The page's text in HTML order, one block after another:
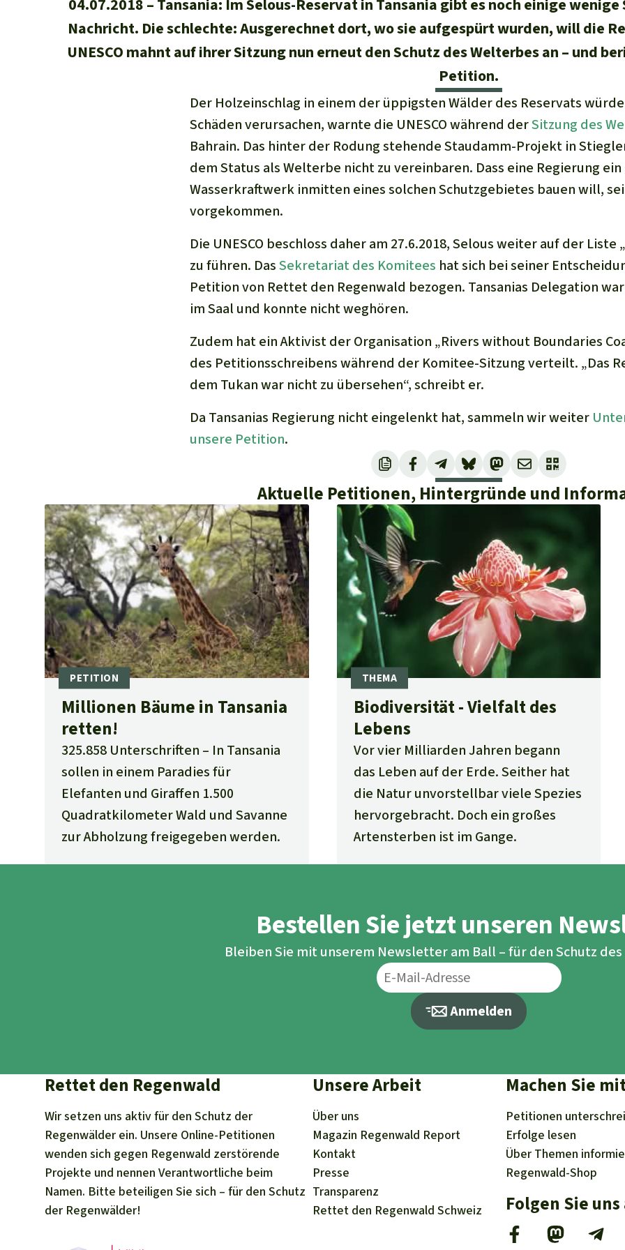
04.07.2018
Tansania: Im Selous-Reservat in Tansania gibt es noch einige
Nachricht. Die schlechte: Ausgerechnet dort, wo sie aufgespürt wurden, will die
UNESCO mahnt auf ihrer Sitzung nun erneut den Schutz des Welterbes an – und
Petition.
Der Holzeinschlag in einem der üppigsten Wälder des Reservats
Schäden verursachen, warnte die UNESCO während derSitzung des
Bahrain. Das hinter der Rodung stehende Staudamm-Projekt in
dem Status als Welterbe nicht zu vereinbaren. Dass eine Regierung
Wasserkraftwerk inmitten eines solchen Schutzgebietes bauen will,
vorgekommen.
Die UNESCO beschloss daher am 27.6.2018, Selous weiter auf der Liste
zu führen. DasSekretariat des Komitees hat sich bei seiner
Petition von Rettet den Regenwald bezogen. Tansanias Delegation
im Saal und konnte nicht weghören.
Zudem hat ein Aktivist der Organisation „Rivers without Boundaries
des Petitionsschreibens während der Komitee-Sitzung verteilt. „Das
dem Tukan war nicht zu übersehen“, schreibt er.
Da Tansanias Regierung nicht eingelenkt hat, sammeln wir weiter
unsere Petition.
Aktuelle Petitionen, Hintergründe und
Millionen Bäume in Tansania
retten!
325.858 Unterschriften
In Tansania
sollen in einem Paradies für
Elefanten und Giraffen 1.500
Quadratkilometer Wald und Savanne
zur Abholzung freigegeben werden.
Biodiversität - Vielfalt des
Lebens
Vor vier Milliarden Jahren begann
das Leben auf der Erde. Seither hat
die Natur unvorstellbar viele Spezies
hervorgebracht. Doch ein großes
Artensterben ist im Gange.
Bestellen Sie jetzt unseren
Bleiben Sie mit unserem Newsletter am Ball – für den Schutz
Anmelden
Rettet den Regenwald
Wir setzen uns aktiv für den Schutz der
Regenwälder ein. Unsere Online-Petitionen
wenden sich gegen Regenwald zerstörende
Projekte und nennen Verantwortliche beim
Namen. Bitte beteiligen Sie sich – für den Schutz
der Regenwälder!
Unsere Arbeit
Über uns
Magazin Regenwald Report
Kontakt
Presse
Transparenz
Rettet den Regenwald Schweiz
Machen Sie
Petitionen
Erfolge lesen
Über Themen
Regenwald-Shop
Folgen Sie